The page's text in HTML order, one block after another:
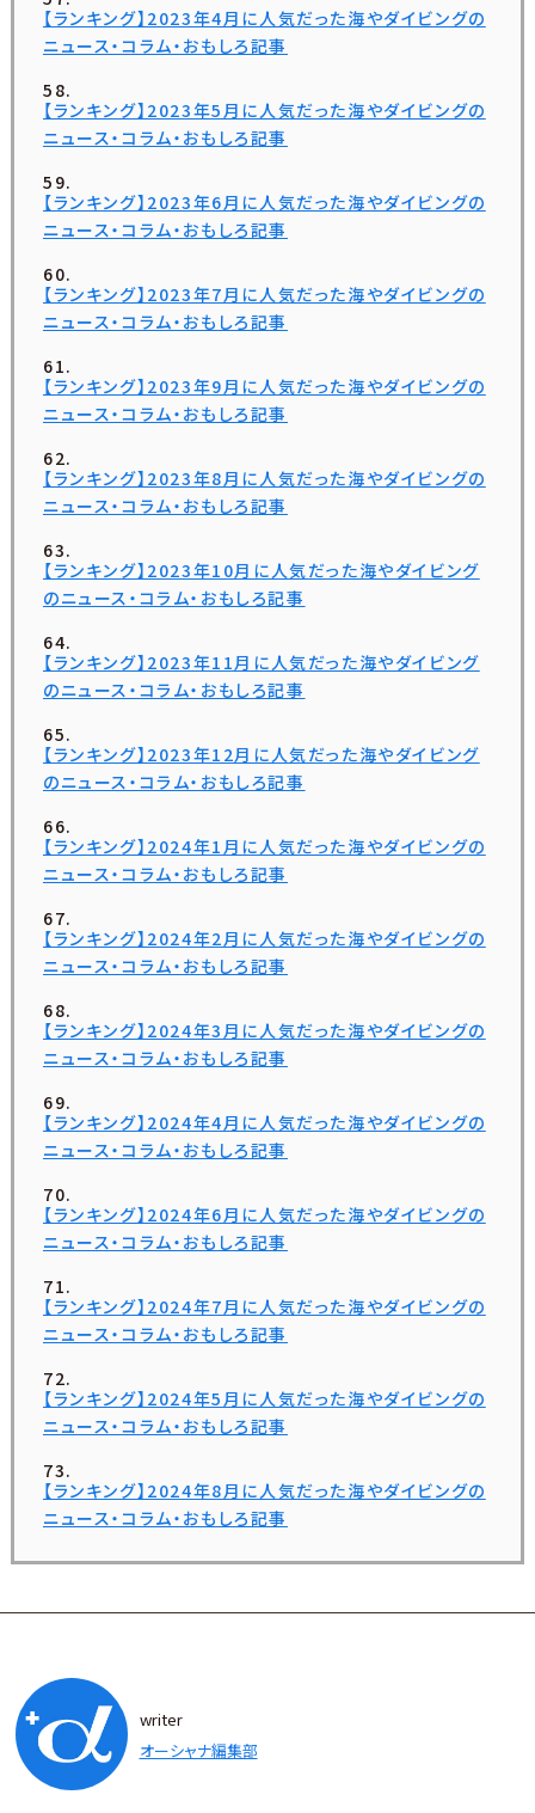
【ランキング】2023年4月に人気だった海やダイビングの
ニュース・コラム・おもしろ記事
【ランキング】2023年5月に人気だった海やダイビングの
ニュース・コラム・おもしろ記事
【ランキング】2023年6月に人気だった海やダイビングの
ニュース・コラム・おもしろ記事
【ランキング】2023年7月に人気だった海やダイビングの
ニュース・コラム・おもしろ記事
【ランキング】2023年9月に人気だった海やダイビングの
ニュース・コラム・おもしろ記事
【ランキング】2023年8月に人気だった海やダイビングの
ニュース・コラム・おもしろ記事
【ランキング】2023年10月に人気だった海やダイビング
のニュース・コラム・おもしろ記事
【ランキング】2023年11月に人気だった海やダイビング
のニュース・コラム・おもしろ記事
【ランキング】2023年12月に人気だった海やダイビング
のニュース・コラム・おもしろ記事
【ランキング】2024年1月に人気だった海やダイビングの
ニュース・コラム・おもしろ記事
【ランキング】2024年2月に人気だった海やダイビングの
ニュース・コラム・おもしろ記事
【ランキング】2024年3月に人気だった海やダイビングの
ニュース・コラム・おもしろ記事
【ランキング】2024年4月に人気だった海やダイビングの
ニュース・コラム・おもしろ記事
【ランキング】2024年6月に人気だった海やダイビングの
ニュース・コラム・おもしろ記事
【ランキング】2024年7月に人気だった海やダイビングの
ニュース・コラム・おもしろ記事
【ランキング】2024年5月に人気だった海やダイビングの
ニュース・コラム・おもしろ記事
【ランキング】2024年8月に人気だった海やダイビングの
ニュース・コラム・おもしろ記事
writer
オーシャナ編集部